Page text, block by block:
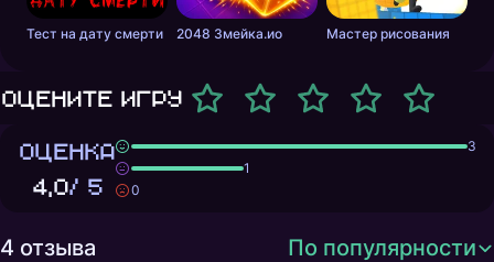
Тест на дату смерти 2048 Змейка.ио Мастер рисования
Оцените игру
ОЦЕНКА
4,0/ 5
3
1
0
4 отзыва По популярности